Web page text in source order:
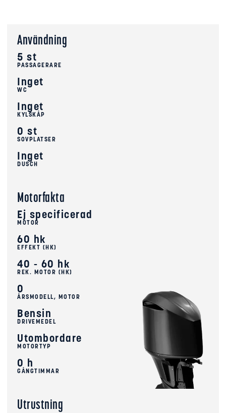
Användning
5 st
PASSAGERARE
Inget
WC
Inget
KYLSKÅP
0 st
SOVPLATSER
Inget
DUSCH
Motorfakta
Ej specificerad
MOTOR
60 hk
EFFEKT (HK)
40 - 60 hk
REK. MOTOR (HK)
0
ÅRSMODELL, MOTOR
Bensin
DRIVEMEDEL
Utombordare
MOTORTYP
0 h
GÅNGTIMMAR
Utrustning